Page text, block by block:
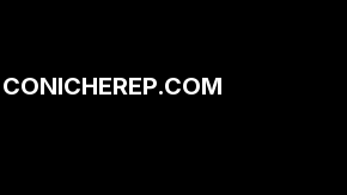
CONICHEREP.COM